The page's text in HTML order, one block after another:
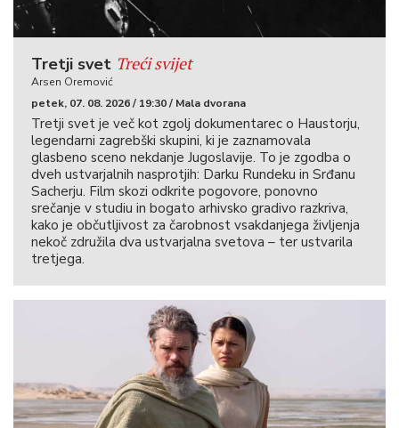
Tretji svet Treći svijet
Arsen Oremović
petek, 07. 08. 2026 / 19:30 / Mala dvorana
Tretji svet je več kot zgolj dokumentarec o Haustorju,
legendarni zagrebški skupini, ki je zaznamovala
glasbeno sceno nekdanje Jugoslavije. To je zgodba o
dveh ustvarjalnih nasprotjih: Darku Rundeku in Srđanu
Sacherju. Film skozi odkrite pogovore, ponovno
srečanje v studiu in bogato arhivsko gradivo razkriva,
kako je občutljivost za čarobnost vsakdanjega življenja
nekoč združila dva ustvarjalna svetova – ter ustvarila
tretjega.